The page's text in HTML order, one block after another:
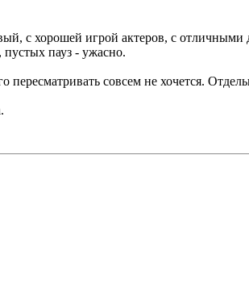
с хорошей игрой актеров, с отличными
пауз - ужасно.
пересматривать совсем не хочется.